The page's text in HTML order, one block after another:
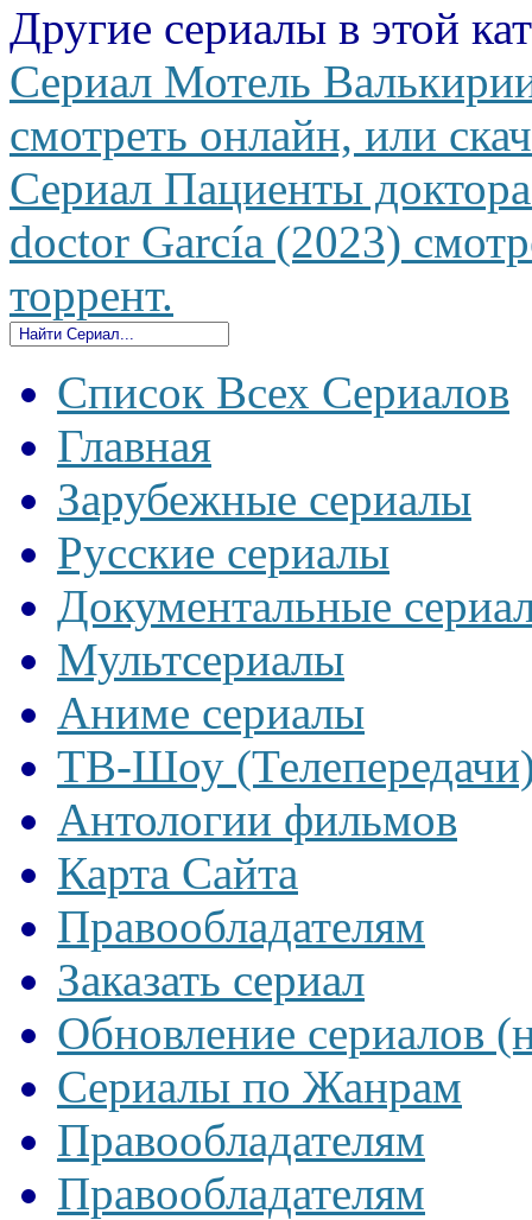
Другие сериалы в этой
Сериал Мотель
смотреть онлайн, или
Сериал Пациенты
doctor García (2023)
торрент.
Список Всех Сериалов
Главная
Зарубежные сериалы
Русские сериалы
Документальные
Мультсериалы
Аниме сериалы
ТВ-Шоу
Антологии фильмов
Карта Сайта
Правообладателям
Заказать сериал
Обновление сериалов
Сериалы по Жанрам
Правообладателям
Правообладателям